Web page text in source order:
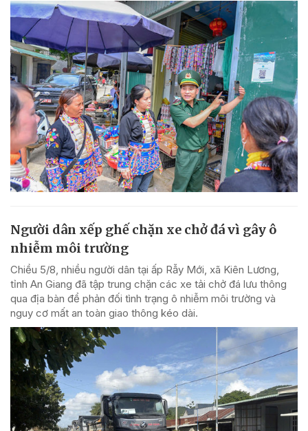
Người dân xếp ghế chặn xe chở đá vì gây ô
nhiễm môi trường
Chiều 5/8, nhiều người dân tại ấp Rẫy Mới, xã Kiên Lương,
tỉnh An Giang đã tập trung chặn các xe tải chở đá lưu thông
qua địa bàn để phản đối tình trạng ô nhiễm môi trường và
nguy cơ mất an toàn giao thông kéo dài.